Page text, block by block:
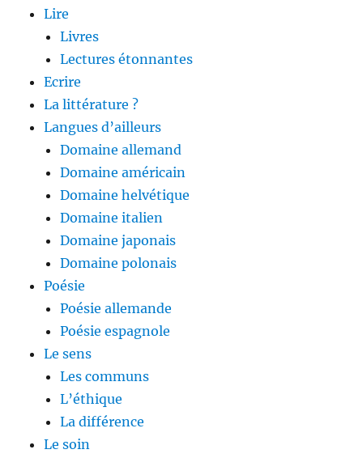
Lire
Livres
Lectures étonnantes
Ecrire
La littérature ?
Langues d’ailleurs
Domaine allemand
Domaine américain
Domaine helvétique
Domaine italien
Domaine japonais
Domaine polonais
Poésie
Poésie allemande
Poésie espagnole
Le sens
Les communs
L’éthique
La différence
Le soin